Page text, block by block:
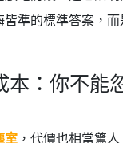
準的標準答案，
本：你不能
室 ，代價也相當驚